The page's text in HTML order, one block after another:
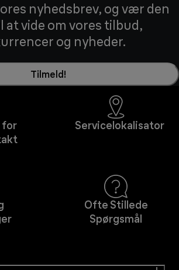
nyhedsbrev, og vær den
at vide om vores tilbud,
og nyheder.
Tilmeld!
for
Servicelokalisator
Ofte Stillede
Spørgsmål